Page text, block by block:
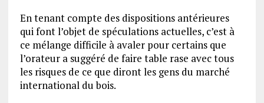
En tenant compte des dispositions antérieures
qui font l’objet de spéculations actuelles, c’est à
ce mélange difficile à avaler pour certains que
l’orateur a suggéré de faire table rase avec tous
les risques de ce que diront les gens du marché
international du bois.